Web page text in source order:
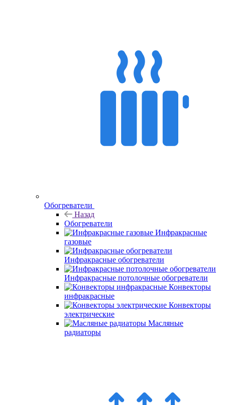
Обогреватели
Назад
Обогреватели
Инфракрасные
газовые
Инфракрасные обогреватели
Инфракрасные потолочные обогреватели
Конвекторы
инфракрасные
Конвекторы
электрические
Масляные
радиаторы